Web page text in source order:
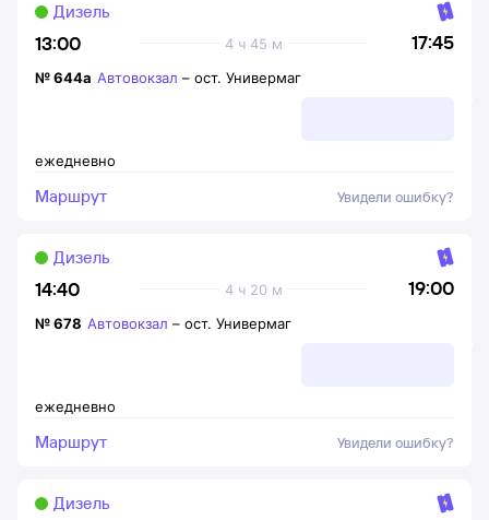
13:00 17:45
4 ч 45 м
Дизель
ежедневно
№644а Автовокзал – ост. Универмаг
Маршрут Увидели ошибку?
14:40 19:00
4 ч 20 м
Дизель
ежедневно
№678 Автовокзал – ост. Универмаг
Маршрут Увидели ошибку?
Дизель